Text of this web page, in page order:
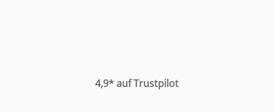
4,9* auf Trustpilot